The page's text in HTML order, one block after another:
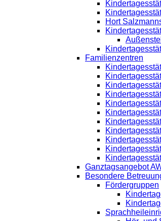
Hort
Familienzentren
Ganztagsangebot
Besondere
Fördergruppen